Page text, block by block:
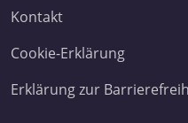
Kontakt
Cookie-Erklärung
Erklärung zur